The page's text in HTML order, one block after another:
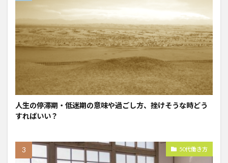
人生の停滞期・低迷期の意味や過ごし方、挫けそうな時どう
すればいい？
50代働き方